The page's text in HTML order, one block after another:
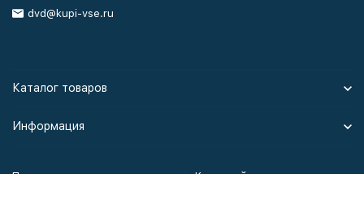
dvd@kupi-vse.ru
Каталог товаров
Информация
Политика персональных данных Карта сайта